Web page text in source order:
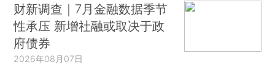
财新调查｜7月金融数据季节
性承压 新增社融或取决于政
府债券
2026年08月07日